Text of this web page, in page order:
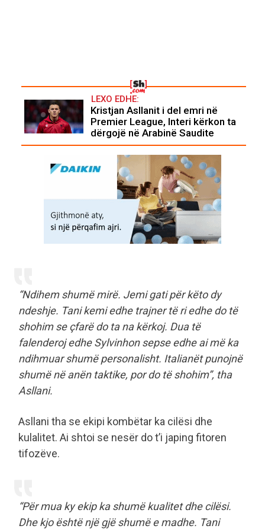
LEXO EDHE:
Kristjan Asllanit i del emri në
Premier League, Interi kërkon ta
dërgojë në Arabinë Saudite
“Ndihem shumë mirë. Jemi gati për këto dy
ndeshje. Tani kemi edhe trajner të ri edhe do të
shohim se çfarë do ta na kërkoj. Dua të
falenderoj edhe Sylvinhon sepse edhe ai më ka
ndihmuar shumë personalisht. Italianët punojnë
shumë në anën taktike, por do të shohim”, tha
Asllani.
Asllani tha se ekipi kombëtar ka cilësi dhe
kulalitet. Ai shtoi se nesër do t’i japing fitoren
tifozëve.
“Për mua ky ekip ka shumë kualitet dhe cilësi.
Dhe kjo është një gjë shumë e madhe. Tani